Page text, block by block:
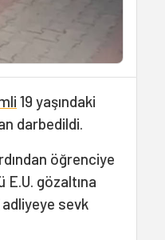
19 yaşındaki
darbedildi.
öğrenciye
E.U. gözaltına
adliyeye sevk